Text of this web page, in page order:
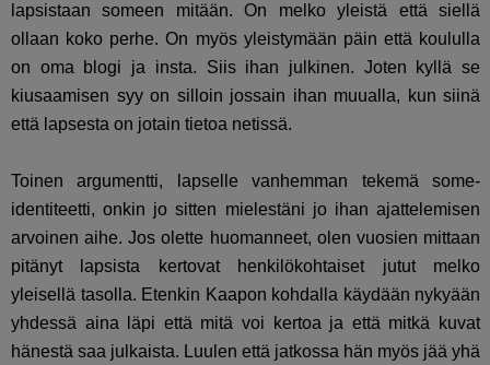
lapsistaan someen mitään. On melko yleistä että siellä
ollaan koko perhe. On myös yleistymään päin että koululla
on oma blogi ja insta. Siis ihan julkinen. Joten kyllä se
kiusaamisen syy on silloin jossain ihan muualla, kun siinä
että lapsesta on jotain tietoa netissä.
Toinen argumentti, lapselle vanhemman tekemä some-
identiteetti, onkin jo sitten mielestäni jo ihan ajattelemisen
arvoinen aihe. Jos olette huomanneet, olen vuosien mittaan
pitänyt lapsista kertovat henkilökohtaiset jutut melko
yleisellä tasolla. Etenkin Kaapon kohdalla käydään nykyään
yhdessä aina läpi että mitä voi kertoa ja että mitkä kuvat
hänestä saa julkaista. Luulen että jatkossa hän myös jää yhä